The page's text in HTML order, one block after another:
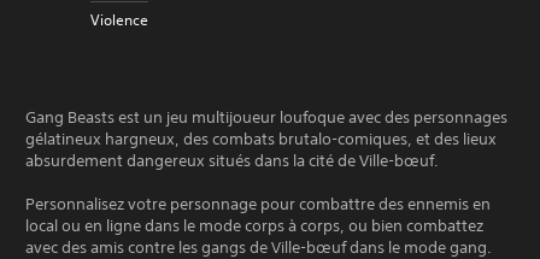
Violence
Gang Beasts est un jeu multijoueur loufoque avec des personnages
gélatineux hargneux, des combats brutalo-comiques, et des lieux
absurdement dangereux situés dans la cité de Ville-bœuf.
Personnalisez votre personnage pour combattre des ennemis en
local ou en ligne dans le mode corps à corps, ou bien combattez
avec des amis contre les gangs de Ville-bœuf dans le mode gang.